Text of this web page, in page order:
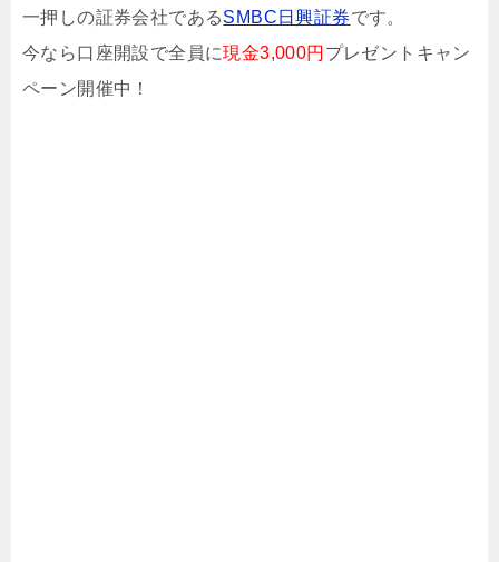
一押しの証券会社であるSMBC日興証券です。
今なら口座開設で全員に現金3,000円 プレゼントキャン
ペーン開催中！